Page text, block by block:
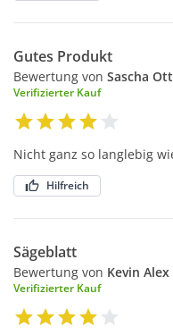
Gutes Produkt
Bewertung von Sascha
Verifizierter Kauf
Nicht ganz so langlebig
Hilfreich
Sägeblatt
Bewertung von Kevin Alex
Verifizierter Kauf